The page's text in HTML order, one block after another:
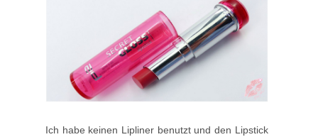
Ich habe keinen Lipliner benutzt und den Lipstick